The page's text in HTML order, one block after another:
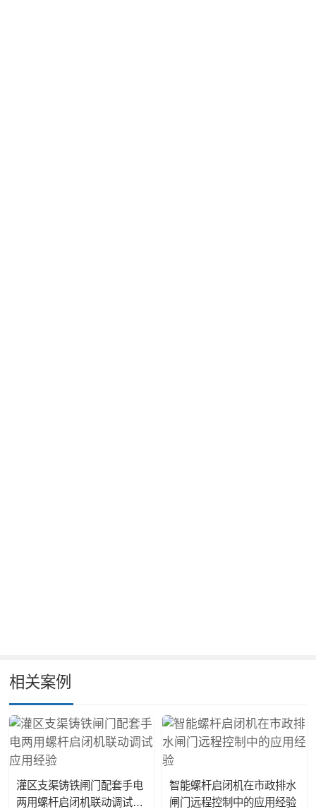
相关案例
灌区支渠铸铁闸门配套手电
两用螺杆启闭机联动调试应
智能螺杆启闭机在市政排水
闸门远程控制中的应用经验